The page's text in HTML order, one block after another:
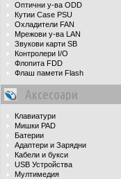
Оптични у-ва ODD
Кутии Case PSU
Охладители FAN
Мрежови у-ва LAN
Звукови карти SB
Контролери I/O
Флопита FDD
Флаш памети Flash
Аксесоари
Клавиатури
Мишки PAD
Батерии
Адаптери и Зарядни
Кабели и букси
USB Устройства
Мултимедия